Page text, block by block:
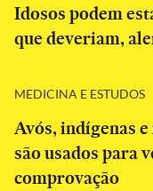
Idosos podem
que deveriam,
MEDICINA E ESTUDOS
Avós, indígenas
são usados para
comprovação